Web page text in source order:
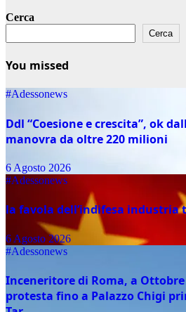
Cerca
Cerca
You missed
#Adessonews
Ddl “Coesione e crescita”, ok
manovra da oltre 220 milioni
6 Agosto 2026
#Adessonews
la favola dell’indifesa industria
6 Agosto 2026
#Adessonews
Inceneritore di Roma, a
protesta fino a Palazzo Chigi